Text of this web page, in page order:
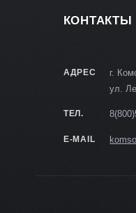
АДРЕС
г.
ул.
ТЕЛ.
E-MAIL